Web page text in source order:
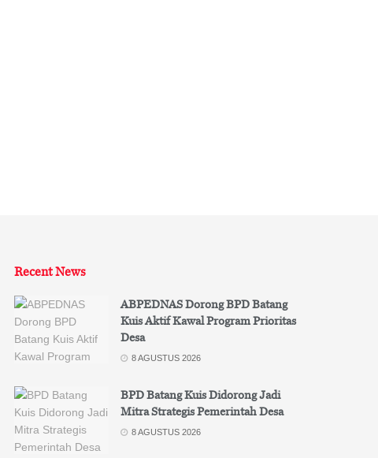
Recent News
ABPEDNAS Dorong BPD Batang
Kuis Aktif Kawal Program Prioritas
Desa
8 AGUSTUS 2026
BPD Batang Kuis Didorong Jadi
Mitra Strategis Pemerintah Desa
8 AGUSTUS 2026